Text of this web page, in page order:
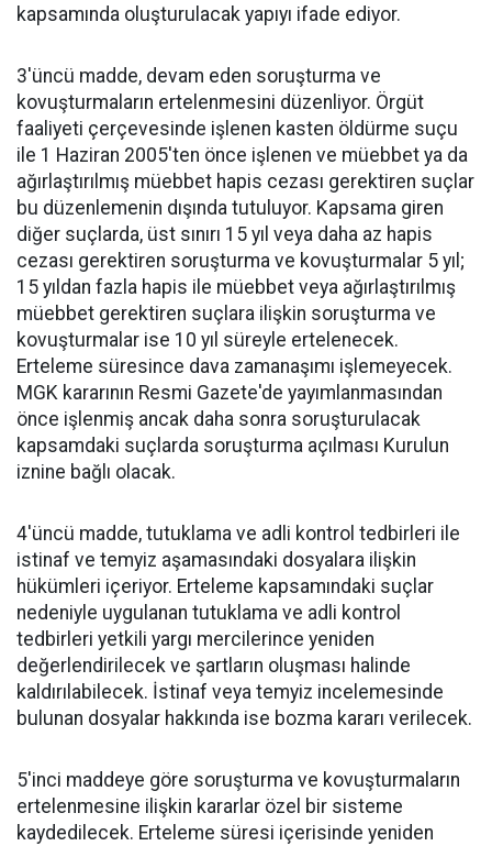
kapsamında oluşturulacak yapıyı ifade ediyor.
3'üncü madde, devam eden soruşturma ve
kovuşturmaların ertelenmesini düzenliyor. Örgüt
faaliyeti çerçevesinde işlenen kasten öldürme suçu
ile 1 Haziran 2005'ten önce işlenen ve müebbet ya da
ağırlaştırılmış müebbet hapis cezası gerektiren suçlar
bu düzenlemenin dışında tutuluyor. Kapsama giren
diğer suçlarda, üst sınırı 15 yıl veya daha az hapis
cezası gerektiren soruşturma ve kovuşturmalar 5 yıl;
15 yıldan fazla hapis ile müebbet veya ağırlaştırılmış
müebbet gerektiren suçlara ilişkin soruşturma ve
kovuşturmalar ise 10 yıl süreyle ertelenecek.
Erteleme süresince dava zamanaşımı işlemeyecek.
MGK kararının Resmi Gazete'de yayımlanmasından
önce işlenmiş ancak daha sonra soruşturulacak
kapsamdaki suçlarda soruşturma açılması Kurulun
iznine bağlı olacak.
4'üncü madde, tutuklama ve adli kontrol tedbirleri ile
istinaf ve temyiz aşamasındaki dosyalara ilişkin
hükümleri içeriyor. Erteleme kapsamındaki suçlar
nedeniyle uygulanan tutuklama ve adli kontrol
tedbirleri yetkili yargı mercilerince yeniden
değerlendirilecek ve şartların oluşması halinde
kaldırılabilecek. İstinaf veya temyiz incelemesinde
bulunan dosyalar hakkında ise bozma kararı verilecek.
5'inci maddeye göre soruşturma ve kovuşturmaların
ertelenmesine ilişkin kararlar özel bir sisteme
kaydedilecek. Erteleme süresi içerisinde yeniden